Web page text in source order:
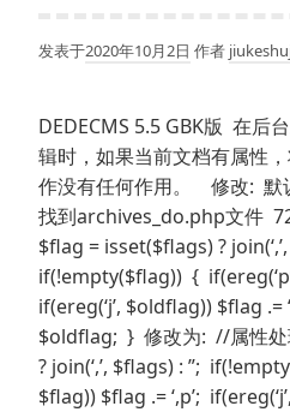
发表于2020年10月2日 作者
DEDECMS 5.5 GBK版 在后
辑时，如果当前文档有属性
作没有任何作用。 修改: 默
找到archives_do.php文件
$flag = isset($flags) ?
if(!empty($flag)) {
if(ereg(‘j’, $oldflag)) $flag
$oldflag; } 修改为: //属性
? join(‘,’, $flags) : ”;
$flag)) $flag .= ‘,p’;